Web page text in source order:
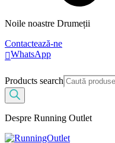
Noile noastre Drumeții
Contactează-ne
WhatsApp
Products search
Despre Running Outlet